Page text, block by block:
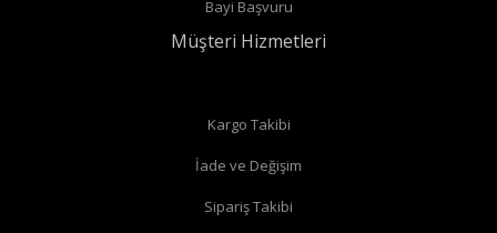
Bayi Başvuru
Müşteri Hizmetleri
Kargo Takibi
İade ve Değişim
Sipariş Takibi